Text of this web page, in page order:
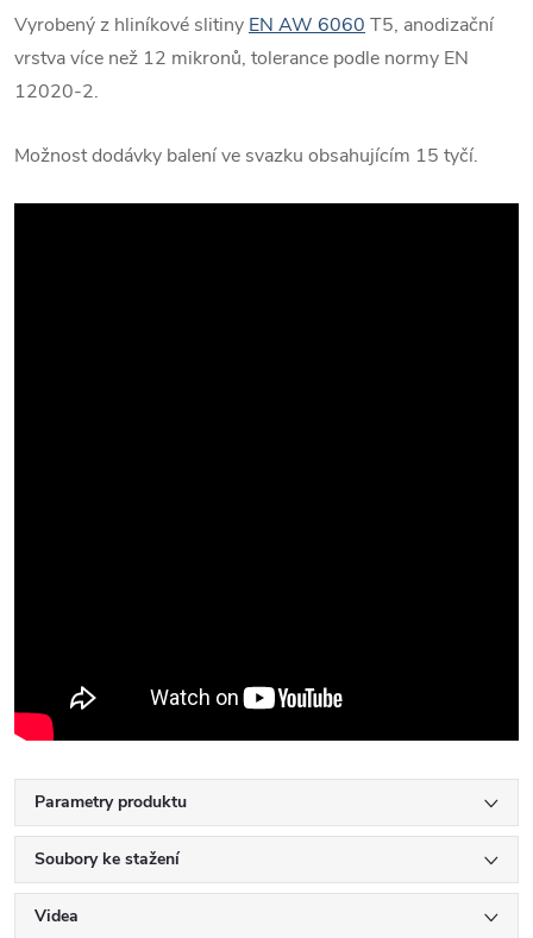
Vyrobený z hliníkové slitinyEN AW 6060T5, anodizační
vrstva více než 12 mikronů, tolerance podle normy EN
12020-2.
Možnost dodávky balení ve svazku obsahujícím 15 tyčí.
Parametry produktu
Soubory ke stažení
Videa